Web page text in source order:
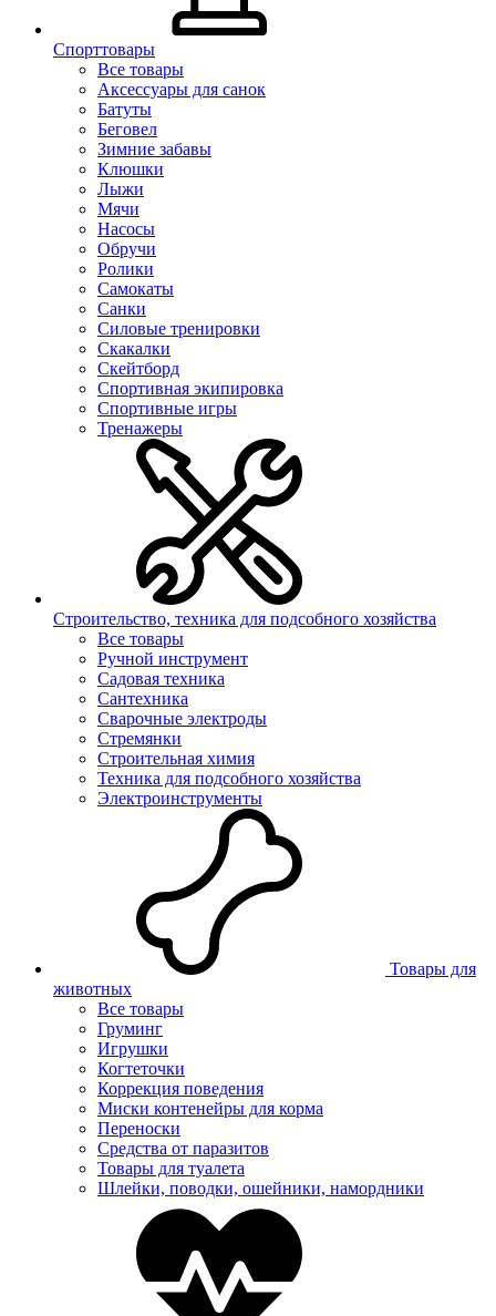
Спорттовары
Все товары
Аксессуары для санок
Батуты
Беговел
Зимние забавы
Клюшки
Лыжи
Мячи
Насосы
Обручи
Ролики
Самокаты
Санки
Силовые тренировки
Скакалки
Скейтборд
Спортивная экипировка
Спортивные игры
Тренажеры
Строительство, техника для подсобного хозяйства
Все товары
Ручной инструмент
Садовая техника
Сантехника
Сварочные электроды
Стремянки
Строительная химия
Техника для подсобного хозяйства
Электроинструменты
Товары для
животных
Все товары
Груминг
Игрушки
Когтеточки
Коррекция поведения
Миски контенейры для корма
Переноски
Средства от паразитов
Товары для туалета
Шлейки, поводки, ошейники, намордники